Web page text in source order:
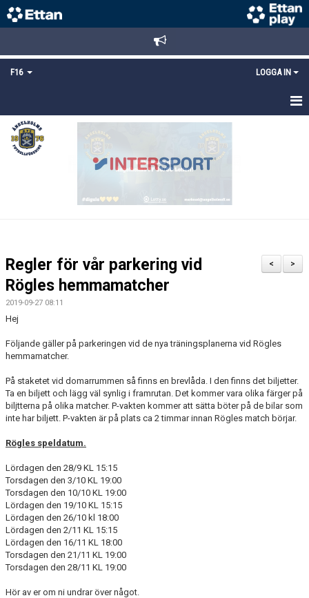
F16 LOGGA IN
HEM
NYHETER
DOKUMENT
BILDGALLERI
>
<
Regler för vår parkering vid
Rögles hemmamatcher
2019-09-27 08:11
Hej
Följande gäller på parkeringen vid de nya träningsplanerna vid Rögles
hemmamatcher.
På staketet vid domarrummen så finns en brevlåda. I den finns det biljetter.
Ta en biljett och lägg väl synlig i framrutan. Det kommer vara olika färger på
biljtterna på olika matcher. P-vakten kommer att sätta böter på de bilar som
inte har biljett. P-vakten är på plats ca 2 timmar innan Rögles match börjar.
Rögles speldatum.
Lördagen den 28/9 KL 15:15
Torsdagen den 3/10 KL 19:00
Torsdagen den 10/10 KL 19:00
Lördagen den 19/10 KL 15:15
Lördagen den 26/10 kl 18:00
Lördagen den 2/11 KL 15:15
Lördagen den 16/11 KL 18:00
Torsdagen den 21/11 KL 19:00
Torsdagen den 28/11 KL 19:00
Hör av er om ni undrar över något.